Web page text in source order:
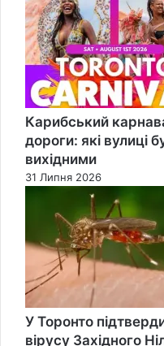
Карибський
дороги: які вулиці
вихідними
31 Липня 2026
У Торонто
вірусу Західного